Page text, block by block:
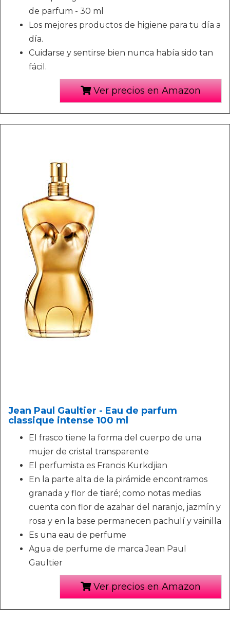
de parfum - 30 ml
Los mejores productos de higiene para tu día a
día.
Cuidarse y sentirse bien nunca había sido tan
fácil.
Ver precios en Amazon
Jean Paul Gaultier - Eau de parfum
classique intense 100 ml
El frasco tiene la forma del cuerpo de una
mujer de cristal transparente
El perfumista es Francis Kurkdjian
En la parte alta de la pirámide encontramos
granada y flor de tiaré; como notas medias
cuenta con flor de azahar del naranjo, jazmín y
rosa y en la base permanecen pachulí y vainilla
Es una eau de perfume
Agua de perfume de marca Jean Paul
Gaultier
Ver precios en Amazon